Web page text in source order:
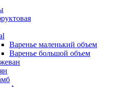
Варенье маленький объем
Варенье большой объем